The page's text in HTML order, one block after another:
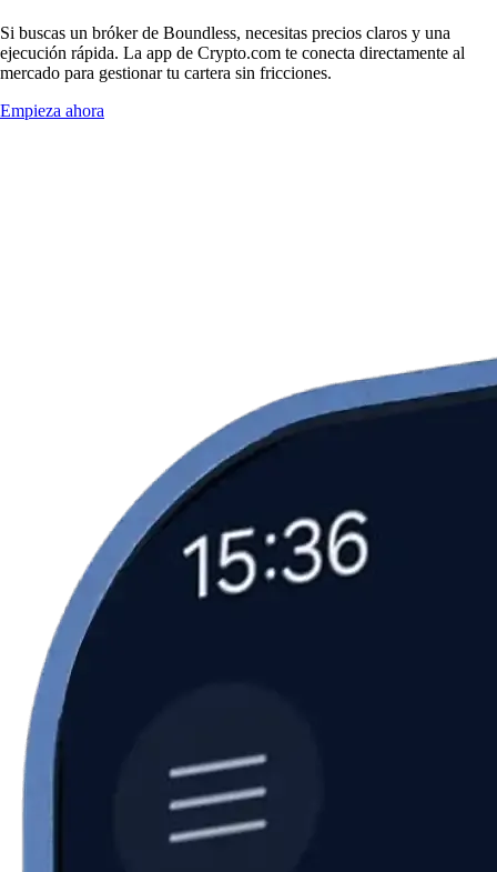
Si buscas un bróker de Boundless, necesitas precios claros y una
ejecución rápida. La app de Crypto.com te conecta directamente al
mercado para gestionar tu cartera sin fricciones.
Empieza ahora